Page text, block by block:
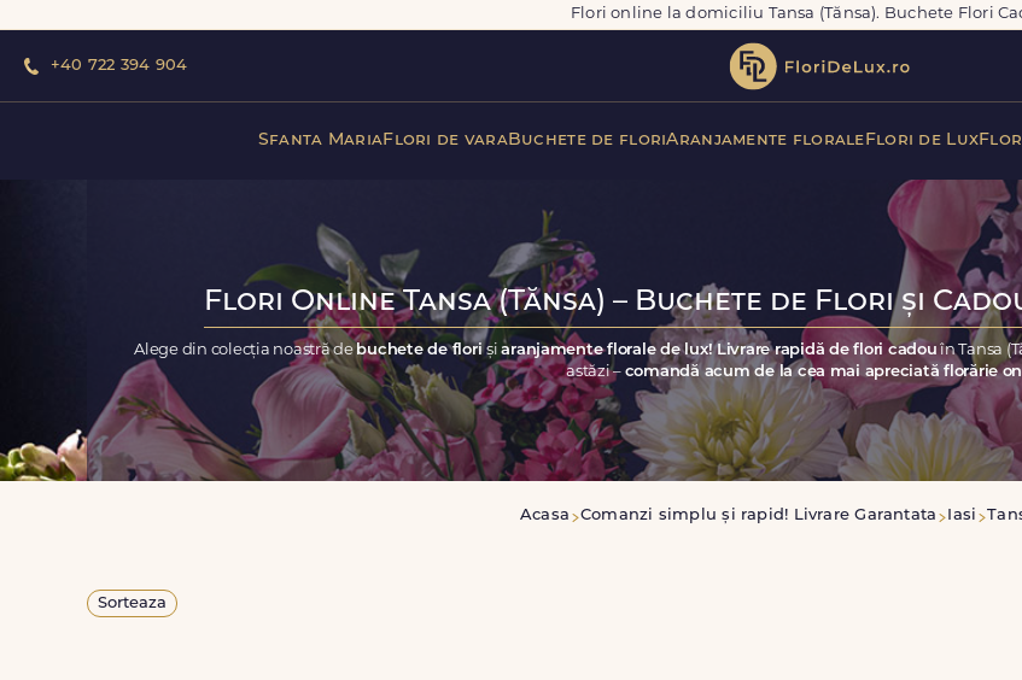
Flori online la domiciliu Tansa (Tănsa). Buchete Flori
+40 722 394 904
Sfanta MariaFlori de varaBuchete de floriAranjamente florale Flori de Lux
Flori Online Tansa (Tănsa) – Buchete de Flori și
Alege din colecția noastră de buchete de florișiaranjamente florale de lux! Livrare rapidă de flori cadou în Tansa
astăzi – comandă acum de la cea mai apreciată florărie
Acasa Comanzi simplu și rapid! Livrare Garantata Iasi
Sorteaza